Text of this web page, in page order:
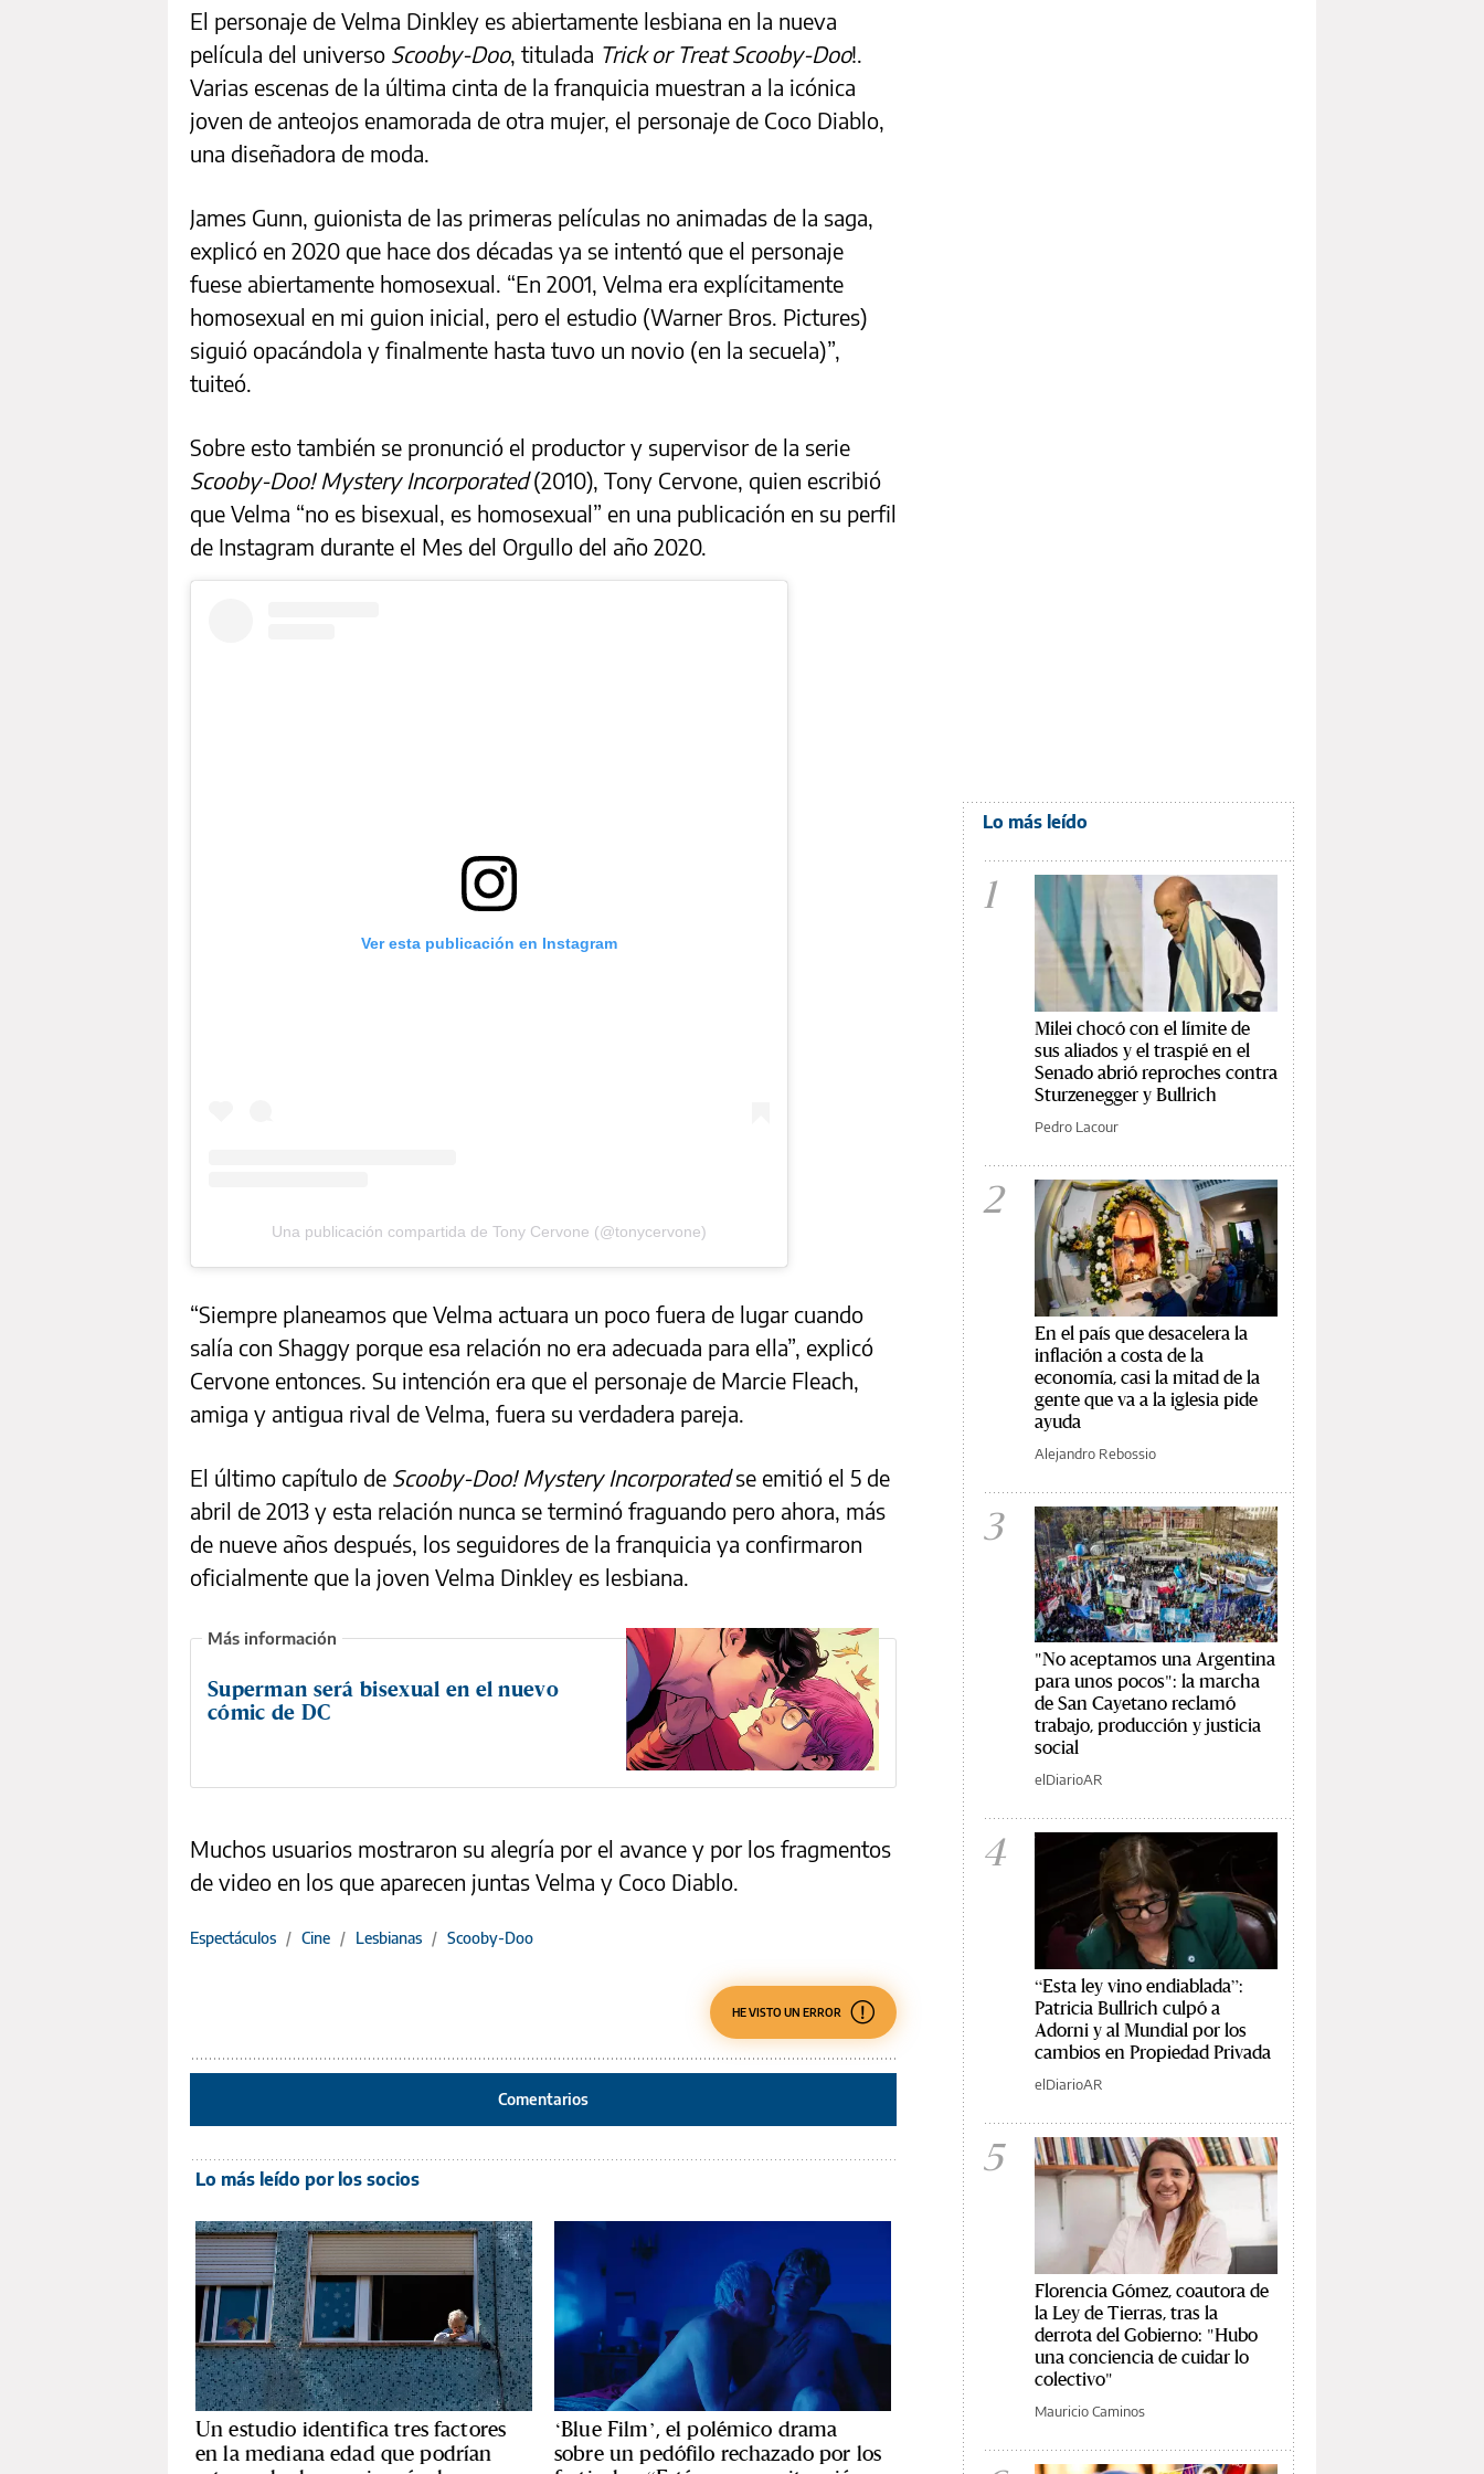
El personaje de Velma Dinkley es abiertamente lesbiana en la nueva
película del universo Scooby-Doo, titulada Trick or Treat Scooby-Doo!.
Varias escenas de la última cinta de la franquicia muestran a la icónica
joven de anteojos enamorada de otra mujer, el personaje de Coco Diablo,
una diseñadora de moda.
James Gunn, guionista de las primeras películas no animadas de la saga,
explicó en 2020 que hace dos décadas ya se intentó que el personaje
fuese abiertamente homosexual. “En 2001, Velma era explícitamente
homosexual en mi guion inicial, pero el estudio (Warner Bros. Pictures)
siguió opacándola y finalmente hasta tuvo un novio (en la secuela)”,
tuiteó.
Sobre esto también se pronunció el productor y supervisor de la serie
Scooby-Doo! Mystery Incorporated(2010), Tony Cervone, quien escribió
que Velma “no es bisexual, es homosexual” en una publicación en su perfil
de Instagram durante el Mes del Orgullo del año 2020.
Ver esta publicación en Instagram
Una publicación compartida de Tony Cervone (@tonycervone)
“Siempre planeamos que Velma actuara un poco fuera de lugar cuando
salía con Shaggy porque esa relación no era adecuada para ella”, explicó
Cervone entonces. Su intención era que el personaje de Marcie Fleach,
amiga y antigua rival de Velma, fuera su verdadera pareja.
El último capítulo de Scooby-Doo! Mystery Incorporatedse emitió el 5 de
abril de 2013 y esta relación nunca se terminó fraguando pero ahora, más
de nueve años después, los seguidores de la franquicia ya confirmaron
oficialmente que la joven Velma Dinkley es lesbiana.
Superman será bisexual en el nuevo
cómic de DC
Muchos usuarios mostraron su alegría por el avance y por los fragmentos
de video en los que aparecen juntas Velma y Coco Diablo.
Espectáculos / Cine / Lesbianas / Scooby-Doo
HE VISTO UN ERROR
Comentarios
Lo más leído por los socios
Un estudio identifica tres factores
en la mediana edad que podrían
‘Blue Film’, el polémico drama
sobre un pedófilo rechazado por los
Lo más leído
1
Milei chocó con el límite de
sus aliados y el traspié en el
Senado abrió reproches contra
Sturzenegger y Bullrich
Pedro Lacour
2
En el país que desacelera la
inflación a costa de la
economía, casi la mitad de la
gente que va a la iglesia pide
ayuda
Alejandro Rebossio
3
"No aceptamos una Argentina
para unos pocos": la marcha
de San Cayetano reclamó
trabajo, producción y justicia
social
elDiarioAR
4
“Esta ley vino endiablada”:
Patricia Bullrich culpó a
Adorni y al Mundial por los
cambios en Propiedad Privada
elDiarioAR
5
Florencia Gómez, coautora de
la Ley de Tierras, tras la
derrota del Gobierno: "Hubo
una conciencia de cuidar lo
colectivo"
Mauricio Caminos